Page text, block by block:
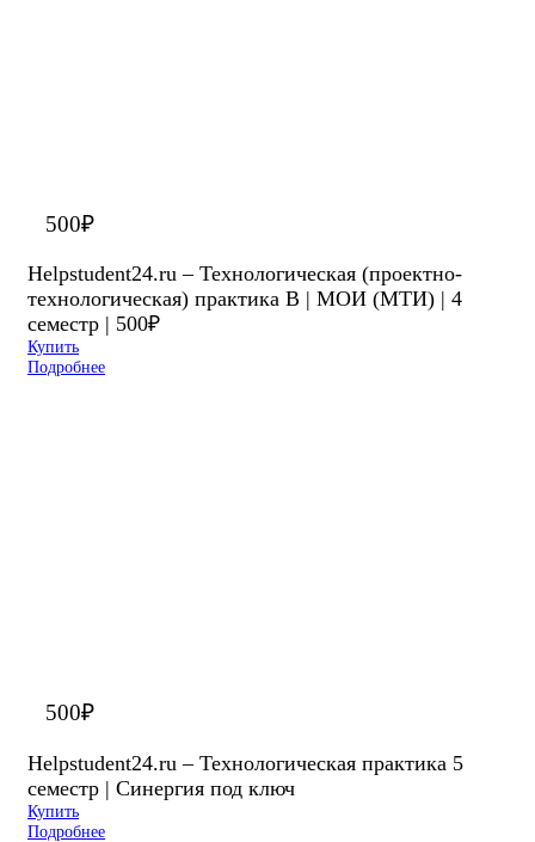
500₽
Helpstudent24.ru – Технологическая (проектно-
технологическая) практика В | МОИ (МТИ) | 4
семестр | 500₽
Купить
Подробнее
500₽
Helpstudent24.ru – Технологическая практика 5
семестр | Синергия под ключ
Купить
Подробнее